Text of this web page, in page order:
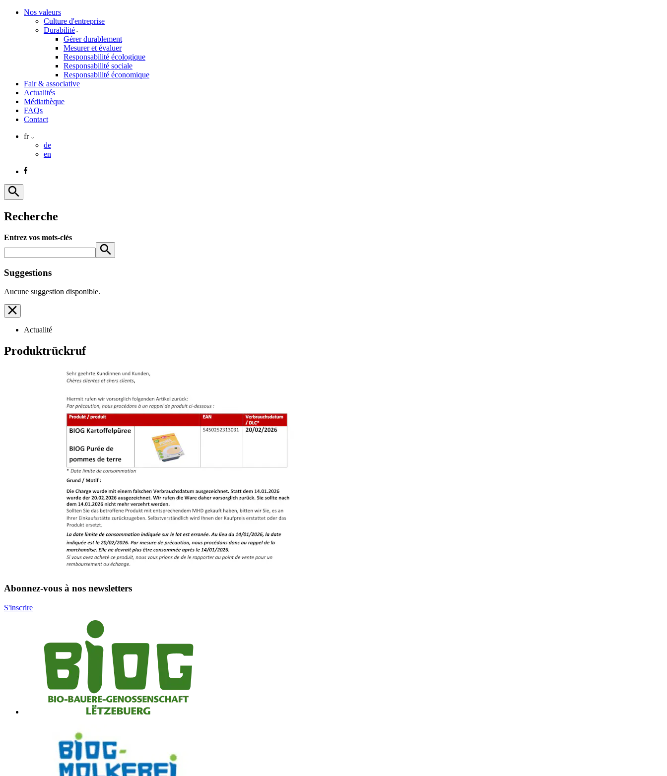
Nos valeurs
Culture d'entreprise
Durabilité
Gérer durablement
Mesurer et évaluer
Responsabilité écologique
Responsabilité sociale
Responsabilité économique
Fair & associative
Actualités
Médiathèque
FAQs
Contact
fr
de
en
Recherche
Entrez vos mots-clés
Suggestions
Aucune suggestion disponible.
Actualité
Produktrückruf
Abonnez-vous à nos newsletters
S'inscrire